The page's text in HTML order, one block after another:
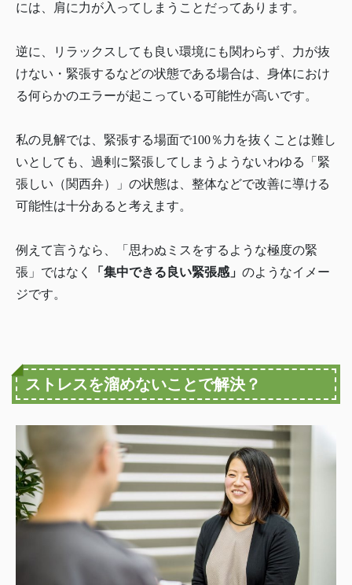
には、肩に力が入ってしまうことだってあります。
逆に、リラックスしても良い環境にも関わらず、力が抜
けない・緊張するなどの状態である場合は、身体におけ
る何らかのエラーが起こっている可能性が高いです。
私の見解では、緊張する場面で100％力を抜くことは難し
いとしても、過剰に緊張してしまうようないわゆる「緊
張しい（関西弁）」の状態は、整体などで改善に導ける
可能性は十分あると考えます。
例えて言うなら、「思わぬミスをするような極度の緊
張」ではなく
「集中できる良い緊張感」 のようなイメー
ジです。
ストレスを溜めないことで解決？